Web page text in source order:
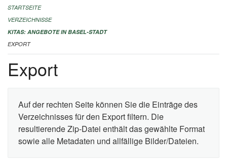
ALLGEMEINE INFORMATIONEN
IMPRESSUM
STARTSEITE
VERZEICHNISSE
KITAS: ANGEBOTE IN BASEL-STADT
EXPORT
Export
Auf der rechten Seite können Sie die Einträge des
Verzeichnisses für den Export filtern. Die
resultierende Zip-Datei enthält das gewählte Format
sowie alle Metadaten und allfällige Bilder/Dateien.